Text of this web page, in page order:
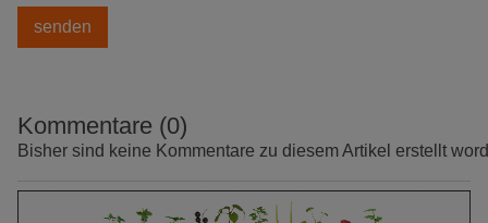
Kommentare (0)
Bisher sind keine Kommentare zu diesem Artikel erstellt